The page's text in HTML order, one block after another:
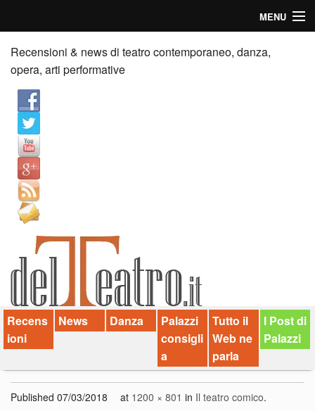
MENU
Home
Recensioni
Anticipazioni
News
Palazzi consiglia
Video
Chi siamo
Contatti
dT in English
Recensioni & news di teatro contemporaneo, danza,
opera, arti performative
Recens
ioni
News Danza
Palazzi
consigli
a
Tutto il
Web ne
parla
I Post di
Palazzi
Published 07/03/2018 at 1200 × 801 in Il teatro comico.